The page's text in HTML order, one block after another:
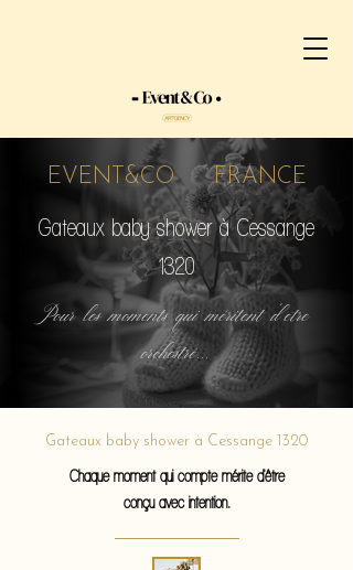
EVENT&CO FRANCE
Gateaux baby shower à Cessange
1320
Pour les moments qui méritent d'etre
orchestré...
Gateaux baby shower à Cessange 1320
Chaque moment qui compte mérite d'être
conçu avec intention.